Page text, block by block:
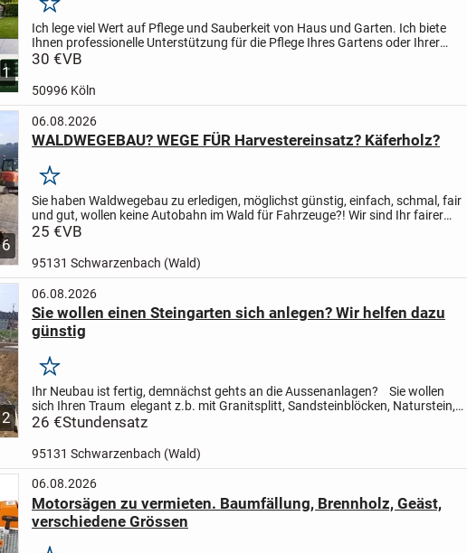
1
Merken
Ich lege viel Wert auf Pflege und Sauberkeit von Haus und Garten. Ich biete
Ihnen professionelle Unterstützung für die Pflege Ihres Gartens oder Ihrer
Außenanlage. Ob Rasenmähen, Laub entfernen,...
30 €VB
50996 Köln
6
06.08.2026
WALDWEGEBAU? WEGE FÜR Harvestereinsatz? Käferholz?
Merken
Sie haben Waldwegebau zu erledigen, möglichst günstig, einfach, schmal, fair
und gut, wollen keine Autobahn im Wald für Fahrzeuge?! Wir sind Ihr fairer
Partner, seit über 50 Jahren im Waldwegebau...
25 €VB
95131 Schwarzenbach (Wald)
06.08.2026
Sie wollen einen Steingarten sich anlegen? Wir helfen dazu
günstig
Merken
Ihr Neubau ist fertig, demnächst gehts an die Aussenanlagen?
Sie wollen
sich Ihren Traum elegant z.b. mit Granitsplitt, Sandsteinblöcken, Naturstein,
Gabionen erfüllen?!
26 €Stundensatz
95131 Schwarzenbach (Wald)
06.08.2026
Motorsägen zu vermieten. Baumfällung, Brennholz, Geäst,
verschiedene Grössen